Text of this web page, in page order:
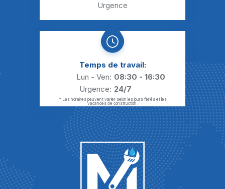
Urgence
Temps de travail:
Lun - Ven: 08:30 - 16:30
Urgence: 24/7
* Les horaires peuvent varier selon les jours fériés et les
vacances de construction.